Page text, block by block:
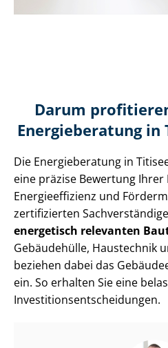
Darum
Energieberatung
Die Energieberatung in
eine präzise Bewertung
En­er­gie­ef­fi­zi­enz und
zertifizierten
energetisch relevanten
Gebäudehülle, Haustechnik
beziehen dabei das
ein. So erhalten Sie eine
In­ves­ti­ti­ons­ent­schei­dun­gen.